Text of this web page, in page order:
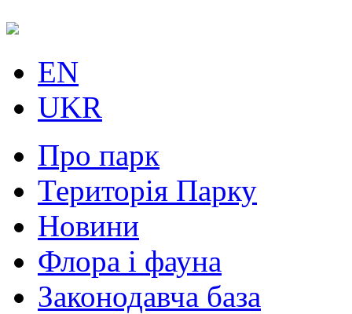
EN
UKR
Про парк
Територія Парку
Новини
Флора і фауна
Законодавча база